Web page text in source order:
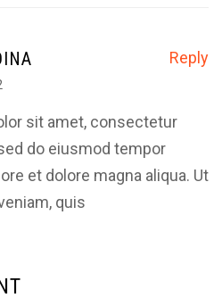
Reply
sit amet, consectetur
do eiusmod tempor
et dolore magna aliqua. Ut
quis